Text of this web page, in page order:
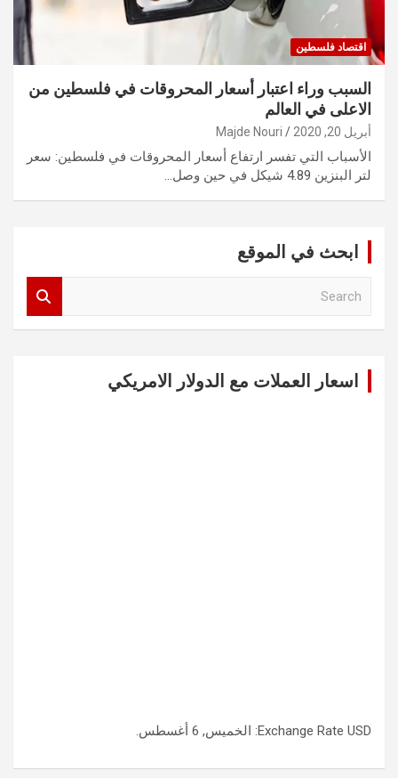
اقتصاد فلسطين
السبب وراء اعتبار أسعار المحروقات في فلسطين من
الاعلى في العالم
أبريل 20, 2020 Majde Nouri
الأسباب التي تفسر ارتفاع أسعار المحروقات في فلسطين: سعر
لتر البنزين 4.89 شيكل في حين وصل…
ابحث في الموقع
اسعار العملات مع الدولار الامريكي
Exchange Rate USD : الخميس, 6 أغسطس.